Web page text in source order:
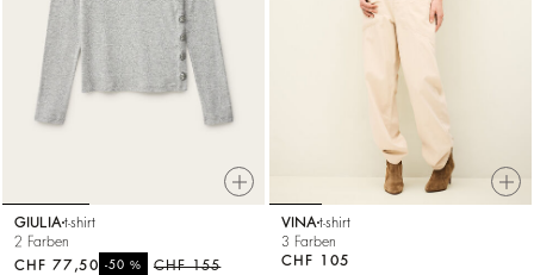
GIULIA t-shirt
2 Farben
CHF 155
-50 %
CHF 77,50
VINA t-shirt
3 Farben
CHF 105